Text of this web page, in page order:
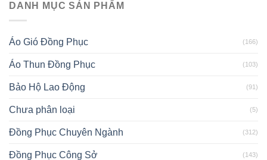
DANH MỤC SẢN PHẨM
Áo Gió Đồng Phục (166)
Áo Thun Đồng Phục (103)
Bảo Hộ Lao Động (91)
Chưa phân loại (5)
Đồng Phục Chuyên Ngành (312)
Đồng Phục Công Sở (143)